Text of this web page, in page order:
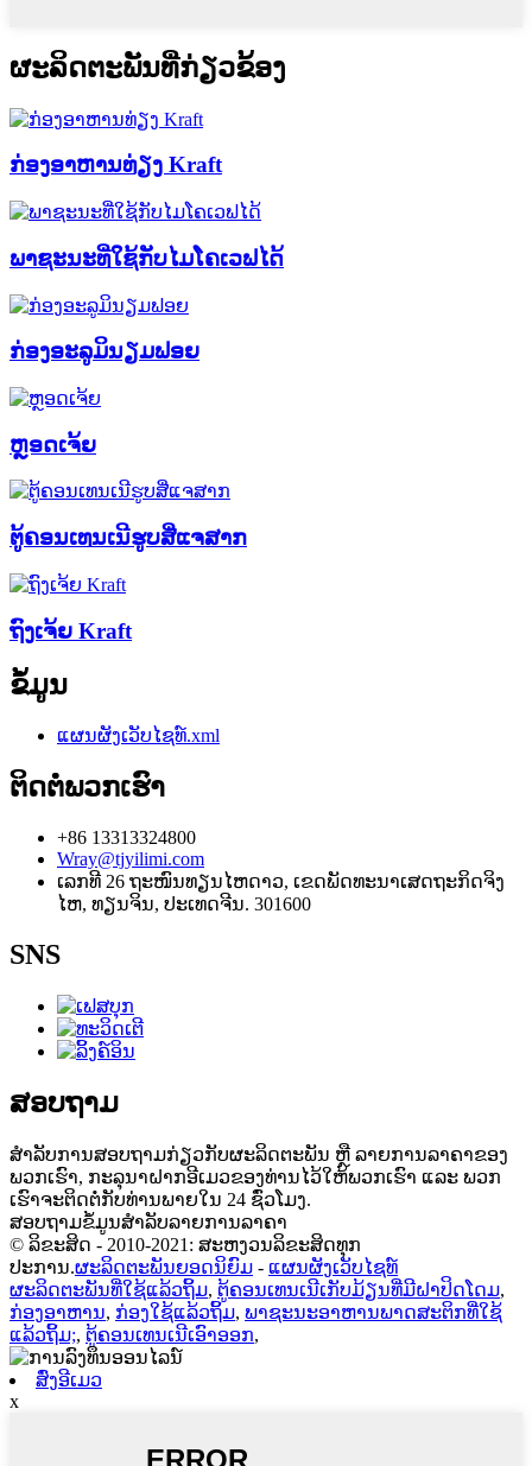
ຜະລິດຕະພັນທີ່ກ່ຽວຂ້ອງ
ກ່ອງອາຫານທ່ຽງ Kraft
ພາຊະນະທີ່ໃຊ້ກັບໄມໂຄເວຟໄດ້
ກ່ອງອະລູມິນຽມຟອຍ
ຫຼອດເຈ້ຍ
ຕູ້ຄອນເທນເນີຮູບສີ່ແຈສາກ
ຖົງເຈ້ຍ Kraft
ຂໍ້ມູນ
ແຜນຜັງເວັບໄຊທ໌.xml
ຕິດຕໍ່ພວກເຮົາ
+86 13313324800
Wray@tjyilimi.com
ເລກທີ 26 ຖະໜົນທຽນໄຫດາວ, ເຂດພັດທະນາເສດຖະກິດຈິງ
ໄຫ, ທຽນຈິນ, ປະເທດຈີນ. 301600
SNS
ສອບຖາມ
ສຳລັບການສອບຖາມກ່ຽວກັບຜະລິດຕະພັນ ຫຼື ລາຍການລາຄາຂອງ
ພວກເຮົາ, ກະລຸນາຝາກອີເມວຂອງທ່ານໄວ້ໃຫ້ພວກເຮົາ ແລະ ພວກ
ເຮົາຈະຕິດຕໍ່ກັບທ່ານພາຍໃນ 24 ຊົ່ວໂມງ.
ສອບຖາມຂໍ້ມູນສຳລັບລາຍການລາຄາ
© ລິຂະສິດ - 2010-2021: ສະຫງວນລິຂະສິດທຸກ
ປະການ.ຜະລິດຕະພັນຍອດນິຍົມ - ແຜນຜັງເວັບໄຊທ໌
ຜະລິດຕະພັນທີ່ໃຊ້ແລ້ວຖິ້ມ, ຕູ້ຄອນເທນເນີເກັບມ້ຽນທີ່ມີຝາປິດໂດມ,
ກ່ອງອາຫານ, ກ່ອງໃຊ້ແລ້ວຖິ້ມ, ພາຊະນະອາຫານພາດສະຕິກທີ່ໃຊ້
ແລ້ວຖິ້ມ;, ຕູ້ຄອນເທນເນີເອົາອອກ,
ສົ່ງອີເມວ
x